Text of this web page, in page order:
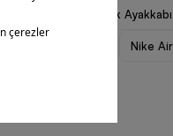
Nike Kadın Günlük Ayakkabı
Nike